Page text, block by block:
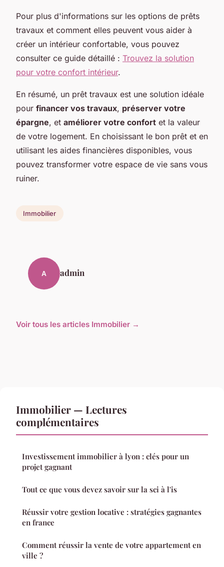
Pour plus d'informations sur les options de prêts
travaux et comment elles peuvent vous aider à
créer un intérieur confortable, vous pouvez
consulter ce guide détaillé : Trouvez la solution
pour votre confort intérieur.
En résumé, un prêt travaux est une solution idéale
pour financer vos travaux, préserver votre
épargne, et améliorer votre confort et la valeur
de votre logement. En choisissant le bon prêt et en
utilisant les aides financières disponibles, vous
pouvez transformer votre espace de vie sans vous
ruiner.
Immobilier
A admin
Voir tous les articles Immobilier →
Immobilier — Lectures
complémentaires
Investissement immobilier à lyon : clés pour un
projet gagnant
Tout ce que vous devez savoir sur la sci à l'is
Réussir votre gestion locative : stratégies gagnantes
en france
Comment réussir la vente de votre appartement en
ville ?